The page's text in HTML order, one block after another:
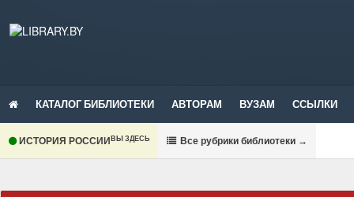
КАТАЛОГ БИБЛИОТЕКИ АВТОРАМ ВУЗАМ ССЫЛКИ
ИСТОРИЯ РОССИИВЫ ЗДЕСЬ Все рубрики библиотеки →